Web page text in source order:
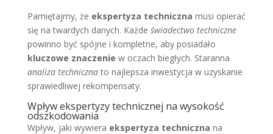
Pamiętajmy, że ekspertyza techniczna musi opierać
się na twardych danych. Każde świadectwo techniczne
powinno być spójne i kompletne, aby posiadało
kluczowe znaczenie w oczach biegłych. Staranna
analiza technicznato najlepsza inwestycja w uzyskanie
sprawiedliwej rekompensaty.
Wpływ ekspertyzy technicznej na wysokość
odszkodowania
Wpływ, jaki wywiera ekspertyza techniczna na